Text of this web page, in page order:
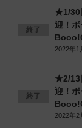
終了
★1/30
迎！ボ
2022年1
終了
★2/13
迎！ボ
2022年2